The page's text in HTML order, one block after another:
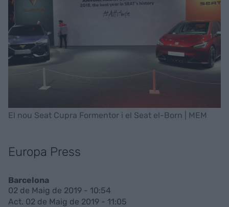
El nou Seat Cupra Formentor i el Seat el-Born | MEM
Europa Press
Barcelona
02 de Maig de 2019 - 10:54
Act. 02 de Maig de 2019 - 11:05